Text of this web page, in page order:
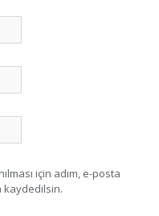
için adım, e-posta
kaydedilsin.